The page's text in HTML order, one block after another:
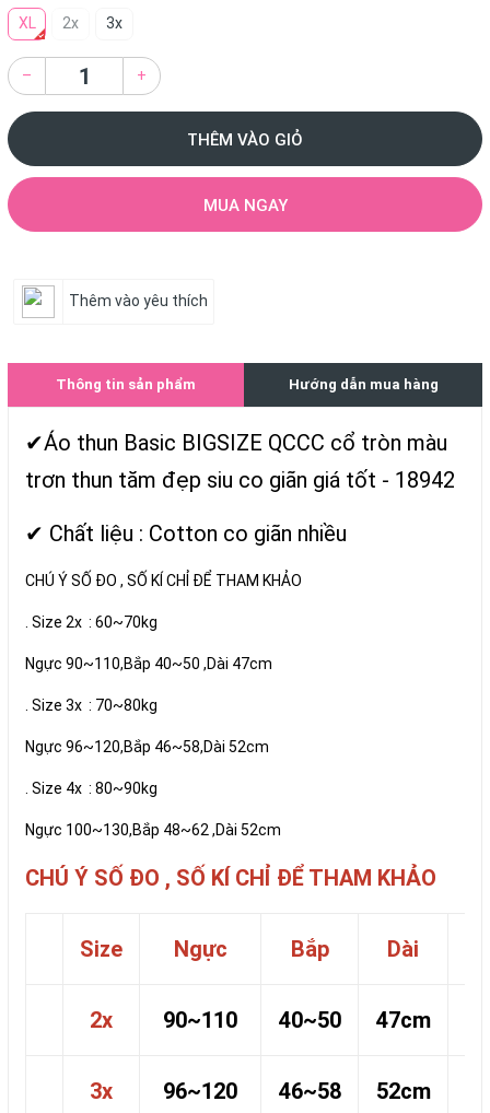
XL
2x 3x
– +
THÊM VÀO GIỎ
MUA NGAY
Thêm vào yêu thích
Thông tin sản phẩm Hướng dẫn mua hàng
✔Áo thun Basic BIGSIZE QCCC cổ tròn màu
trơn thun tăm đẹp siu co giãn giá tốt - 18942
✔ Chất liệu : Cotton co giãn nhiều
CHÚ Ý SỐ ĐO , SỐ KÍ CHỈ ĐỂ THAM KHẢO
. Size 2x : 60~70kg
Ngực 90~110,Bắp 40~50 ,Dài 47cm
. Size 3x : 70~80kg
Ngực 96~120,Bắp 46~58,Dài 52cm
. Size 4x : 80~90kg
Ngực 100~130,Bắp 48~62 ,Dài 52cm
CHÚ Ý SỐ ĐO , SỐ KÍ CHỈ ĐỂ THAM KHẢO
Size Ngực Bắp Dài
2x 90~110 40~50 47cm
3x 96~120 46~58 52cm